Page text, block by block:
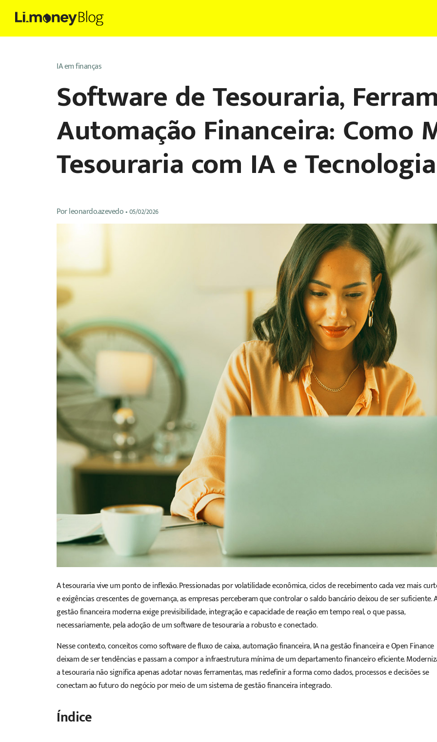
IA em finanças
Software de Tesouraria,
Automação Financeira: Como
Tesouraria com IA e Tecnologia
Porleonardo.azevedo•05/02/2026
A tesouraria vive um ponto de inflexão. Pressionadas por volatilidade econômica, ciclos de recebimento cada vez mais
e exigências crescentes de governança, as empresas perceberam que controlar o saldo bancário deixou de ser suficiente. A
gestão financeira moderna exige previsibilidade, integração e capacidade de reação em tempo real, o que passa,
necessariamente, pela adoção de umsoftwarede tesouraria a robusto e conectado.
Nesse contexto, conceitos comosoftware de fluxo de caixa, automação financeira, IA na gestão financeira e Open Finance
deixam de ser tendências e passam a compor a infraestrutura mínima de um departamento financeiro eficiente.
a tesouraria não significa apenas adotar novas ferramentas, mas redefinir a forma como dados, processos e decisões se
conectam ao futuro do negócio por meio de um sistema de gestão financeira integrado.
Índice